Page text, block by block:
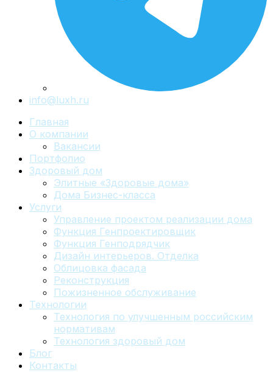
info@luxh.ru
Главная
О компании
Вакансии
Портфолио
Здоровый дом
Элитные «Здоровые дома»
Дома Бизнес-класса
Услуги
Управление проектом реализации дома
Функция Генпроектировщик
Функция Генподрядчик
Дизайн интерьеров. Отделка
Облицовка фасада
Реконструкция
Пожизненное обслуживание
Технологии
Технология по улучшенным российским
нормативам
Технология здоровый дом
Блог
Контакты